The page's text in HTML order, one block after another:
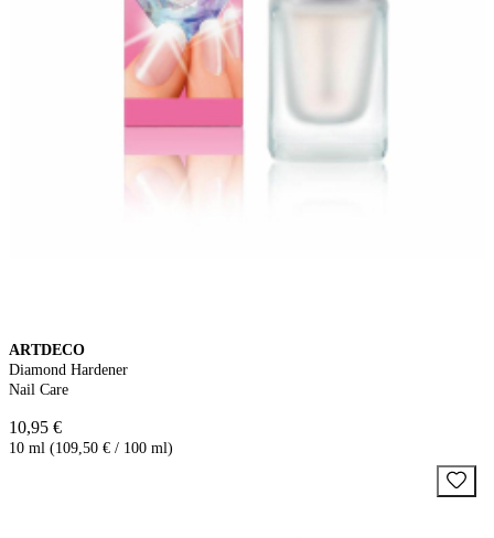
ARTDECO
Diamond Hardener
Nail Care
10,95 €
10 ml (109,50 € / 100 ml)